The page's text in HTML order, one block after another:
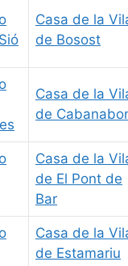
Casa de la
de Bosost
Casa de la
de
Casa de la
de El Pont de
Bar
Casa de la
de Estamariu